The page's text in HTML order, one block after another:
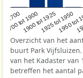
1700
1700 tot 1900
1900 tot 19251925 tot 1950
1950
Overzicht van het
buurt Park
van het Kadaster van
betreffen het aantal